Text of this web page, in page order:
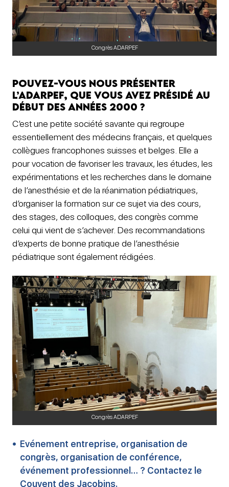
Congrès ADARPEF
Pouvez-vous nous présenter
l’ADARPEF, que vous avez présidé au
début des années 2000 ?
C’est une petite société savante qui regroupe
essentiellement des médecins français, et quelques
collègues francophones suisses et belges. Elle a
pour vocation de favoriser les travaux, les études, les
expérimentations et les recherches dans le domaine
de l’anesthésie et de la réanimation pédiatriques,
d’organiser la formation sur ce sujet via des cours,
des stages, des colloques, des congrès comme
celui qui vient de s’achever. Des recommandations
d’experts de bonne pratique de l’anesthésie
pédiatrique sont également rédigées.
Congrès ADARPEF
Evénement entreprise, organisation de
congrès, organisation de conférence,
événement professionnel… ? Contactez le
Couvent des Jacobins.